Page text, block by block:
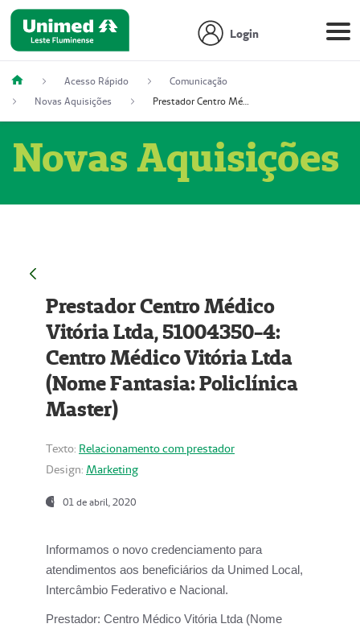
Login
Acesso Rápido
Comunicação
Novas Aquisições
Prestador Centro Médico Vitória Ltda, 51004350-4: Centro Médico Vitória Ltda (Nome Fantasia: Policlínica Master)
Novas Aquisições
Prestador Centro Médico
Vitória Ltda, 51004350-4:
Centro Médico Vitória Ltda
(Nome Fantasia: Policlínica
Master)
Texto: Relacionamento com prestador
Design: Marketing
01 de abril, 2020
Informamos o novo credenciamento para
atendimentos aos beneficiários da Unimed Local,
Intercâmbio Federativo e Nacional.
Prestador: Centro Médico Vitória Ltda (Nome